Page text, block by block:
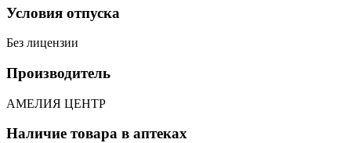
Условия отпуска
Без лицензии
Производитель
АМЕЛИЯ ЦЕНТР
Наличие товара в аптеках